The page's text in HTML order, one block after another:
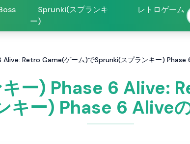
Sprunki(スプランキ
ー)
レトロゲーム
Retro Game(ゲーム)でSprunki(スプランキー) Phase
ー) Phase 6 Alive:
キー) Phase 6 Alive